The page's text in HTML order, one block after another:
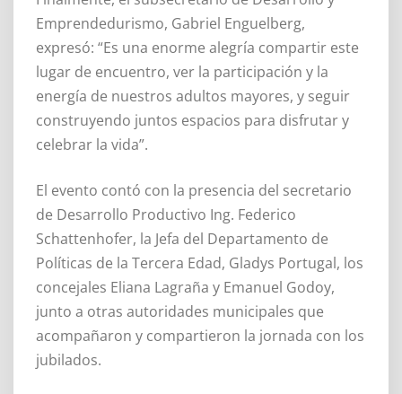
Emprendedurismo, Gabriel Enguelberg,
expresó: “Es una enorme alegría compartir este
lugar de encuentro, ver la participación y la
energía de nuestros adultos mayores, y seguir
construyendo juntos espacios para disfrutar y
celebrar la vida”.
El evento contó con la presencia del secretario
de Desarrollo Productivo Ing. Federico
Schattenhofer, la Jefa del Departamento de
Políticas de la Tercera Edad, Gladys Portugal, los
concejales Eliana Lagraña y Emanuel Godoy,
junto a otras autoridades municipales que
acompañaron y compartieron la jornada con los
jubilados.